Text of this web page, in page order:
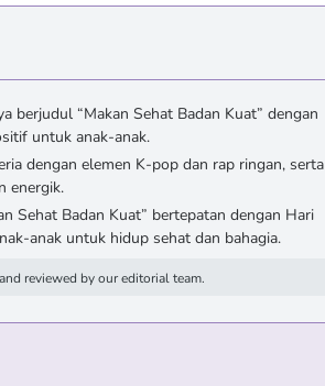
berjudul “Makan Sehat Badan Kuat” dengan
untuk anak-anak.
dengan elemen K-pop dan rap ringan, serta
energik.
Sehat Badan Kuat” bertepatan dengan Hari
anak untuk hidup sehat dan bahagia.
reviewed by our editorial team.